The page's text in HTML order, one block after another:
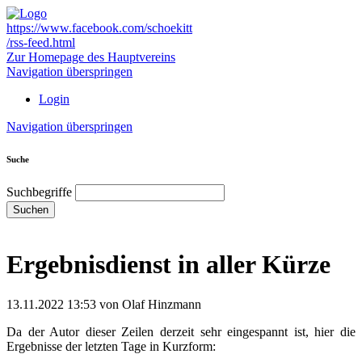
https://www.facebook.com/schoekitt
/rss-feed.html
Zur Homepage des Hauptvereins
Navigation überspringen
Login
Navigation überspringen
Suche
Suchbegriffe
Suchen
Ergebnisdienst in aller Kürze
13.11.2022 13:53 von Olaf Hinzmann
Da der Autor dieser Zeilen derzeit sehr eingespannt ist, hier die
Ergebnisse der letzten Tage in Kurzform: